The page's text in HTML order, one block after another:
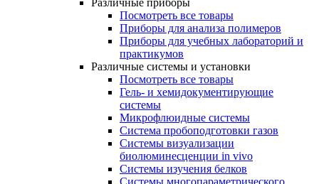
Различные приборы
Посмотреть все товары
Приборы для анализа полимеров
Приборы для учебных лабораторий и
практикумов
Различные системы и установки
Посмотреть все товары
Гель- и хемидокументирующие
системы
Микрофлюидные системы
Система пробоподготовки газов
Системы визуализации
биолюминесценции in vivo
Системы изучения белков
Системы многопараметрического